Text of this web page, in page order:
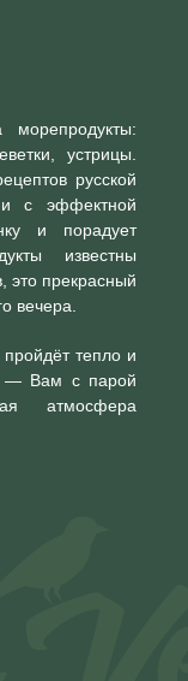
устрицы.
русской
с эффектной
и порадует
известны
это прекрасный
вечера.
тепло и
— Вам с парой
атмосфера